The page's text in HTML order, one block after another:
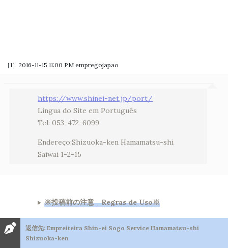
［1］2016-11-15 11:00 PM empregojapao
https://www.shinei-net.jp/port/
Língua do Site em Português
Tel: 053-472-6099
Endereço:Shizuoka-ken Hamamatsu-shi
Saiwai 1-2-15
※投稿前の注意 Regras de Uso※
返信先: Empreiteira Shin-ei Sogo Service Hamamatsu-shi
Shizuoka-ken